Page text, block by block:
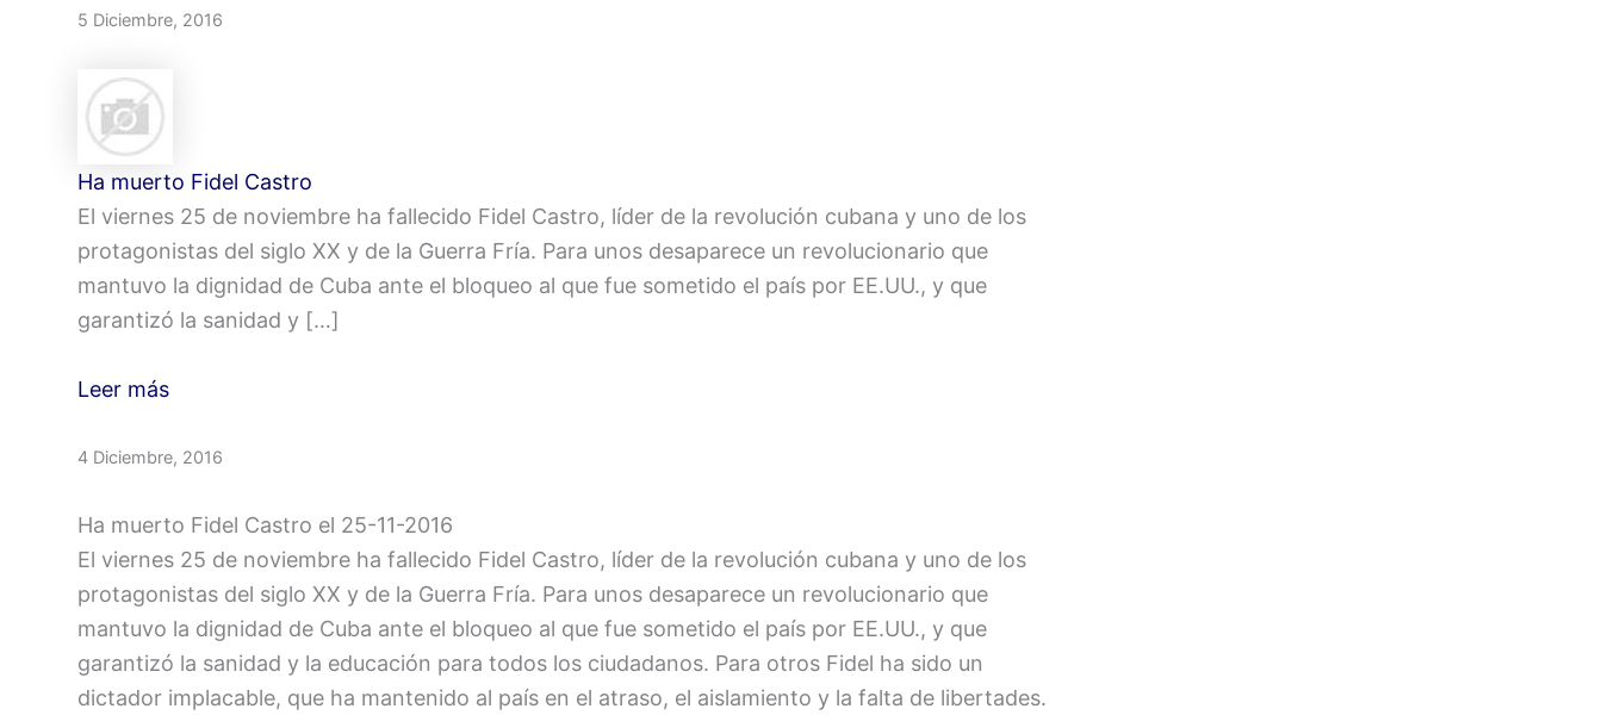
5 Diciembre, 2016
Ha muerto Fidel Castro
El viernes 25 de noviembre ha fallecido Fidel Castro, líder de la revolución cubana y uno de los
protagonistas del siglo XX y de la Guerra Fría. Para unos desaparece un revolucionario que
mantuvo la dignidad de Cuba ante el bloqueo al que fue sometido el país por EE.UU., y que
garantizó la sanidad y […]
Leer más
4 Diciembre, 2016
Ha muerto Fidel Castro el 25-11-2016
El viernes 25 de noviembre ha fallecido Fidel Castro, líder de la revolución cubana y uno de los
protagonistas del siglo XX y de la Guerra Fría. Para unos desaparece un revolucionario que
mantuvo la dignidad de Cuba ante el bloqueo al que fue sometido el país por EE.UU., y que
garantizó la sanidad y la educación para todos los ciudadanos. Para otros Fidel ha sido un
dictador implacable, que ha mantenido al país en el atraso, el aislamiento y la falta de libertades.